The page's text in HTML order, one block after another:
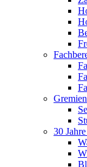
Gremien
30